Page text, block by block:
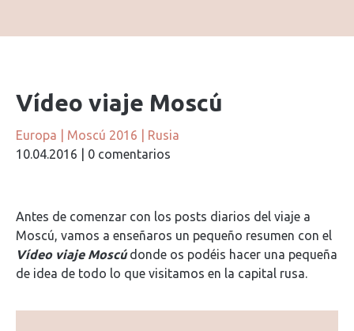
Vídeo viaje Moscú
Europa Moscú 2016
Rusia
10.04.2016
0 comentarios
Antes de comenzar con los posts diarios del viaje a
Moscú, vamos a enseñaros un pequeño resumen con el
Vídeo viaje Moscúdonde os podéis hacer una pequeña
de idea de todo lo que visitamos en la capital rusa.